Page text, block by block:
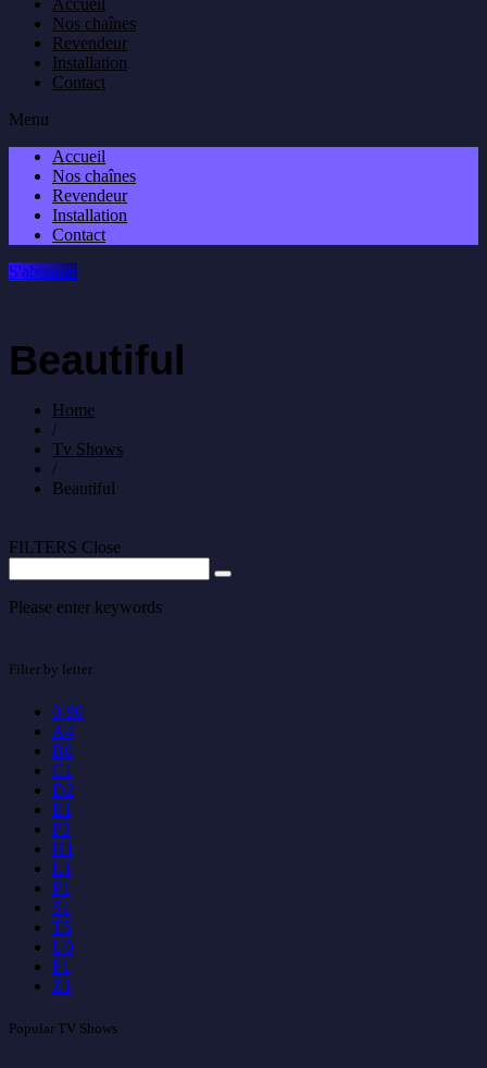
Accueil
Nos chaînes
Revendeur
Installation
Contact
Menu
Accueil
Nos chaînes
Revendeur
Installation
Contact
S'abonner
Beautiful
Home
/
Tv Shows
/
Beautiful
FILTERS Close
Please enter keywords
Filter by letter
0-90
A4
B0
C1
D2
E1
F3
H1
L1
P1
S1
T5
U0
P1
Z1
Popular TV Shows